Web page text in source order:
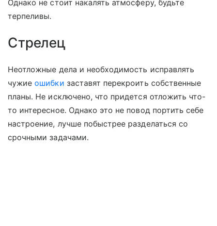
Однако не стоит накалять атмосферу, будьте
терпеливы.
Стрелец
Неотложные дела и необходимость исправлять
чужиеошибки заставят перекроить собственные
планы. Не исключено, что придется отложить что-
то интересное. Однако это не повод портить себе
настроение, лучше побыстрее разделаться со
срочными задачами.